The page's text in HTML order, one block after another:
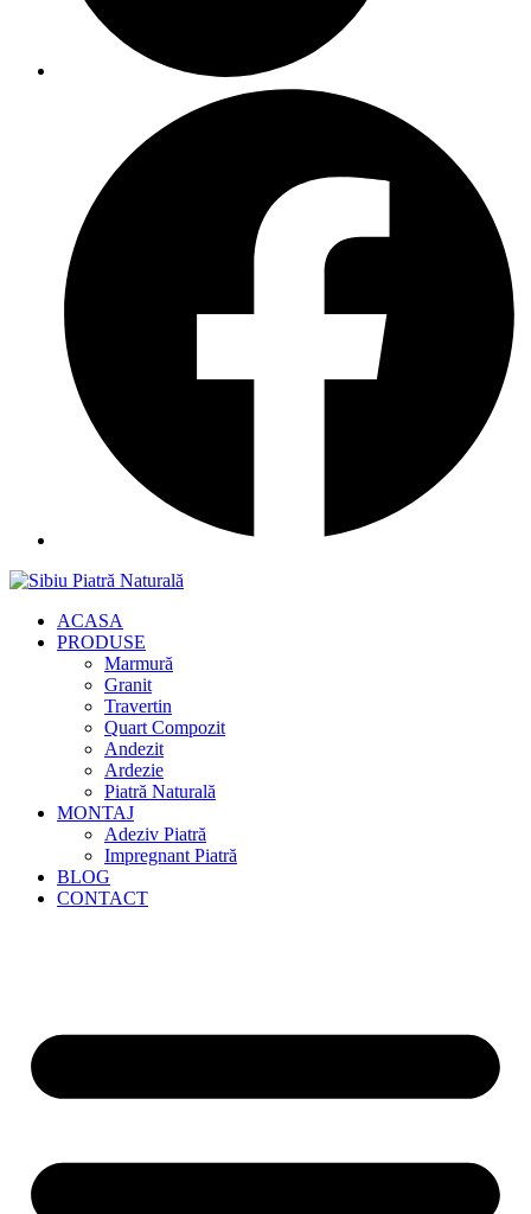
ACASA
PRODUSE
Marmură
Granit
Travertin
Quart Compozit
Andezit
Ardezie
Piatră Naturală
MONTAJ
Adeziv Piatră
Impregnant Piatră
BLOG
CONTACT